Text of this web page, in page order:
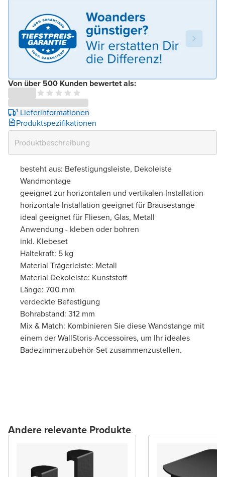
Von über 500 Kunden bewertet als:
¹ Lieferinformationen
Produktspezifikationen
besteht aus: Befestigungsleiste, Dekoleiste
Wandmontage
geeignet zur horizontalen und vertikalen Installation
horizontale Installation geeignet für Brausestange
ideal geeignet für Fliesen, Glas, Metall
Anwendung - kleben oder bohren
inkl. Klebeset
Haltekraft: 5 kg
Material Trägerleiste: Metall
Material Dekoleiste: Kunststoff
Länge: 700 mm
verdeckte Befestigung
Bohrabstand: 312 mm
Mix & Match: Kombinieren Sie diese Wandstange mit
einem der WallStoris-Accessoires, um Ihr ideales
Badezimmerzubehör-Set zusammenzustellen.
Andere relevante Produkte